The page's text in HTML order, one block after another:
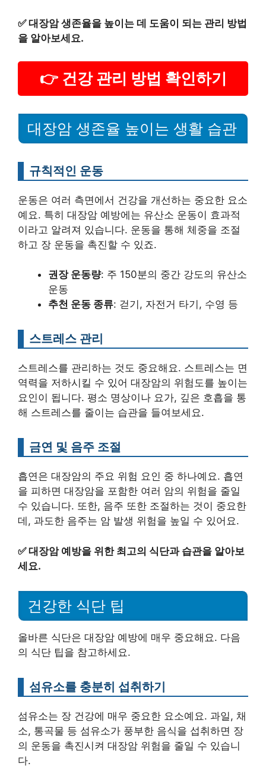
✅대장암 생존율을 높이는 데 도움이 되는 관리 방법
을 알아보세요.
👉 건강 관리 방법 확인하기
대장암 생존율 높이는 생활 습관
규칙적인 운동
운동은 여러 측면에서 건강을 개선하는 중요한 요소
예요. 특히 대장암 예방에는 유산소 운동이 효과적
이라고 알려져 있습니다. 운동을 통해 체중을 조절
하고 장 운동을 촉진할 수 있죠.
권장 운동량: 주 150분의 중간 강도의 유산소
운동
추천 운동 종류: 걷기, 자전거 타기, 수영 등
스트레스 관리
스트레스를 관리하는 것도 중요해요. 스트레스는 면
역력을 저하시킬 수 있어 대장암의 위험도를 높이는
요인이 됩니다. 평소 명상이나 요가, 깊은 호흡을 통
해 스트레스를 줄이는 습관을 들여보세요.
금연 및 음주 조절
흡연은 대장암의 주요 위험 요인 중 하나예요. 흡연
을 피하면 대장암을 포함한 여러 암의 위험을 줄일
수 있습니다. 또한, 음주 또한 조절하는 것이 중요한
데, 과도한 음주는 암 발생 위험을 높일 수 있어요.
✅대장암 예방을 위한 최고의 식단과 습관을 알아보
세요.
건강한 식단 팁
올바른 식단은 대장암 예방에 매우 중요해요. 다음
의 식단 팁을 참고하세요.
섬유소를 충분히 섭취하기
섬유소는 장 건강에 매우 중요한 요소예요. 과일, 채
소, 통곡물 등 섬유소가 풍부한 음식을 섭취하면 장
의 운동을 촉진시켜 대장암 위험을 줄일 수 있습니
다.